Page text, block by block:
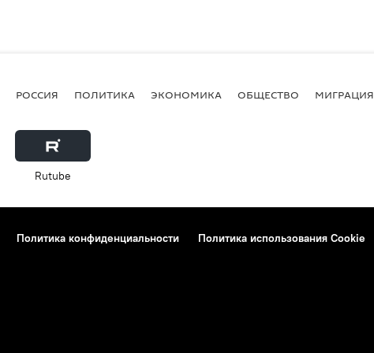
РОССИЯ ПОЛИТИКА ЭКОНОМИКА ОБЩЕСТВО МИГРАЦИЯ
Rutube
Политика конфиденциальности
Политика использования Cookie